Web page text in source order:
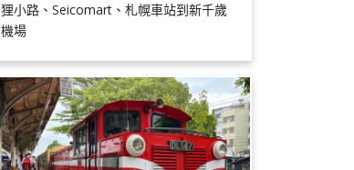
狸小路、Seicomart、札幌車站到新千歲
機場